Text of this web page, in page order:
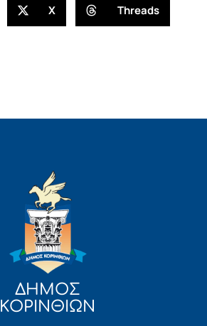
X Threads
ΔΗΜΟΣ
ΚΟΡΙΝΘΙΩΝ